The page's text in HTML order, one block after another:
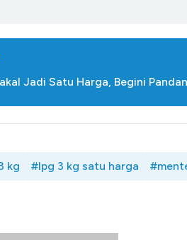
Jadi Satu Harga, Begini
kg #lpg 3 kg satu harga